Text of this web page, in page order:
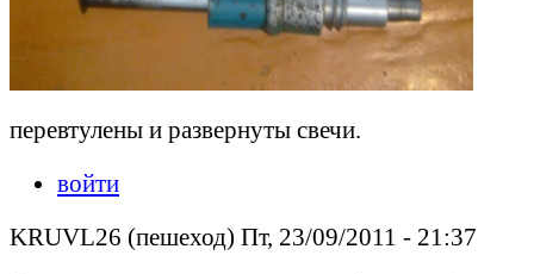
перевтулены и развернуты свечи.
войти
KRUVL26 (пешеход) Пт, 23/09/2011 - 21:37